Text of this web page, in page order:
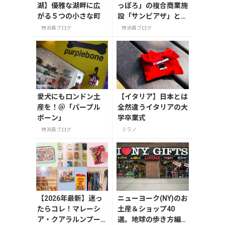
湖】優雅な湖畔に広
がる５つの小さな町
特派員ブログ
っぽろ」の複合商業施
設「サンピアザ」と
「カテプリ」は、
特派員ブログ
愛犬にもロンドン土
産を！＠「パープル
ボーン」
特派員ブログ
【イタリア】日本とは
全然違うイタリアの大
学卒業式
ミラノ
【2026年最新】迷っ
たらコレ！マレーシ
ア・クアラルンプー
ニューヨーク(NY)のお
土産＆ショップ40
選。地球の歩き方編集